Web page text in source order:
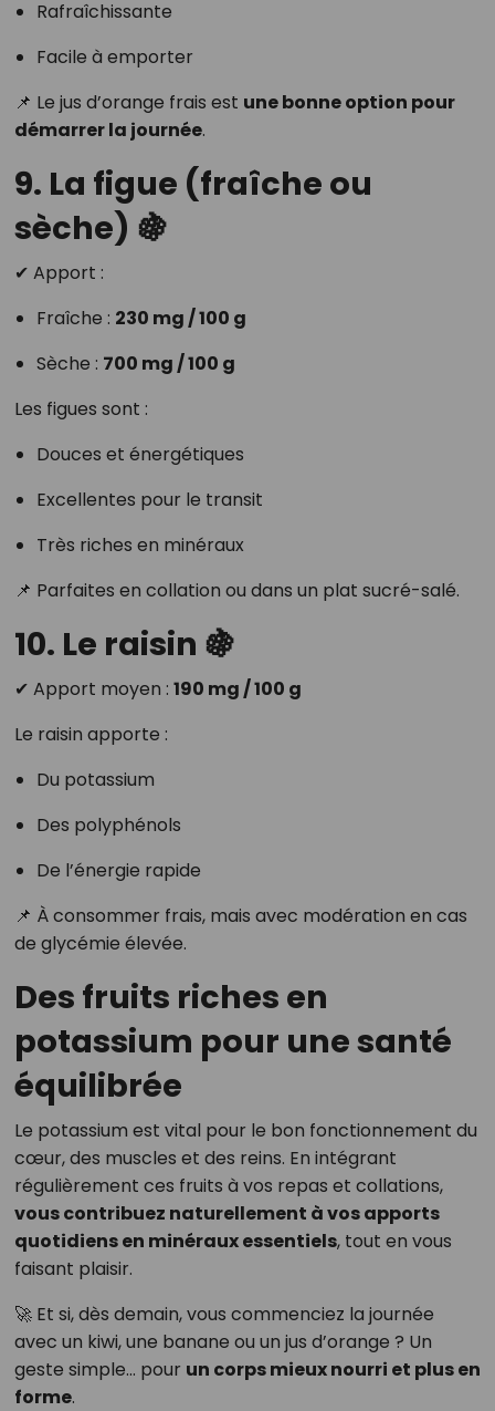
Rafraîchissante
Facile à emporter
📌 Le jus d’orange frais est une bonne option pour
démarrer la journée.
9. La figue (fraîche ou
sèche) 🍇
✔ Apport :
Fraîche : 230 mg / 100 g
Sèche : 700 mg / 100 g
Les figues sont :
Douces et énergétiques
Excellentes pour le transit
Très riches en minéraux
📌 Parfaites en collation ou dans un plat sucré-salé.
10. Le raisin 🍇
✔ Apport moyen : 190 mg / 100 g
Le raisin apporte :
Du potassium
Des polyphénols
De l’énergie rapide
📌 À consommer frais, mais avec modération en cas
de glycémie élevée.
Des fruits riches en
potassium pour une santé
équilibrée
Le potassium est vital pour le bon fonctionnement du
cœur, des muscles et des reins. En intégrant
régulièrement ces fruits à vos repas et collations,
vous contribuez naturellement à vos apports
quotidiens en minéraux essentiels, tout en vous
faisant plaisir.
🚀 Et si, dès demain, vous commenciez la journée
avec un kiwi, une banane ou un jus d’orange ? Un
geste simple… pour un corps mieux nourri et plus en
forme.